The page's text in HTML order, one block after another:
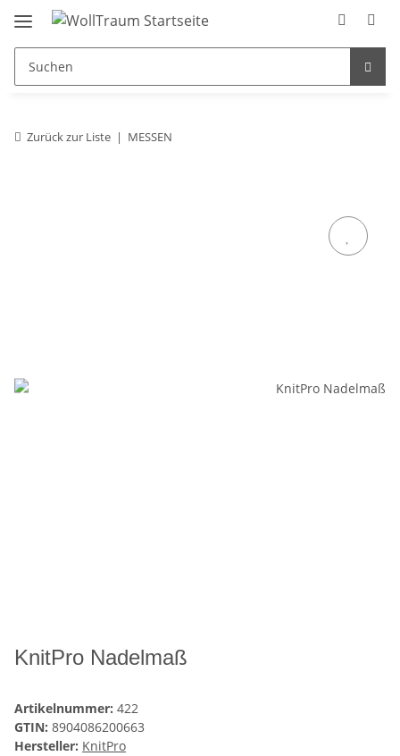
Zurück zur Liste MESSEN
KnitPro Nadelmaß
Artikelnummer: 422
GTIN: 8904086200663
Hersteller: KnitPro